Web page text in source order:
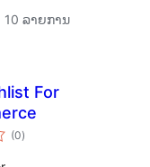
ລາຍການ
For
(0ຄະແນນ
ທັງໝົດ
)